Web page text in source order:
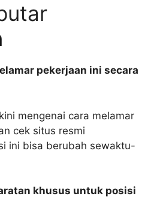
pekerjaan ini secara
mengenai cara melamar
cek situs resmi
ini bisa berubah sewaktu-
khusus untuk posisi